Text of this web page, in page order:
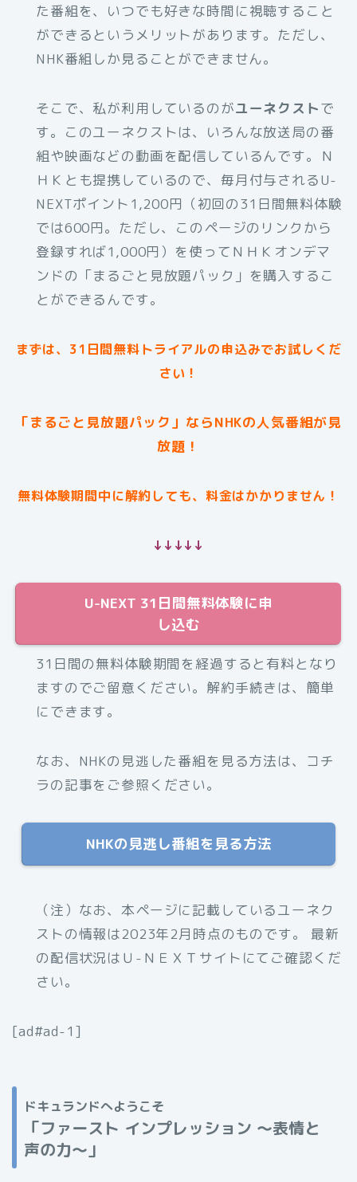
た番組を、いつでも好きな時間に視聴すること
ができるというメリットがあります。ただし、
NHK番組しか見ることができません。
そこで、私が利用しているのがユーネクストで
す。このユーネクストは、いろんな放送局の番
組や映画などの動画を配信しているんです。Ｎ
ＨＫとも提携しているので、毎月付与されるU-
NEXTポイント1,200円（初回の31日間無料体験
では600円。ただし、このページのリンクから
登録すれば1,000円）を使ってＮＨＫオンデマ
ンドの「まるごと見放題パック」を購入するこ
とができるんです。
まずは、31日間無料トライアルの申込みでお試しくだ
さい！
「まるごと見放題パック」ならNHKの人気番組が見
放題！
無料体験期間中に解約しても、料金はかかりません！
↓↓↓↓↓
U-NEXT 31日間無料体験に申
し込む
31日間の無料体験期間を経過すると有料となり
ますのでご留意ください。解約手続きは、簡単
にできます。
なお、NHKの見逃した番組を見る方法は、コチ
ラの記事をご参照ください。
NHKの見逃し番組を見る方法
（注）なお、本ページに記載しているユーネク
ストの情報は2023年2月時点のものです。 最新
の配信状況はＵ-ＮＥＸＴサイトにてご確認くだ
さい。
[ad#ad-1]
ドキュランドへようこそ
「ファースト インプレッション 〜表情と
声の力〜」